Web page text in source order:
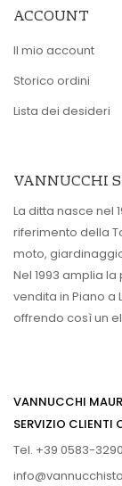
ACCOUNT
Il mio account
Storico ordini
Lista dei desideri
VANNUCCHI
La ditta nasce nel
riferimento della
moto,
Nel 1993 amplia
vendita in Piano
offrendo così un
VANNUCCHI
SERVIZIO CLIENTI
Tel. +39 0583-